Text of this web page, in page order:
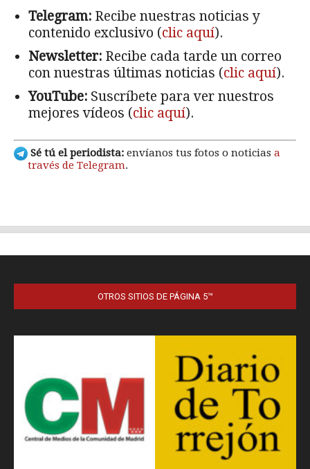
OTROS SITIOS DE PÁGINA 5™